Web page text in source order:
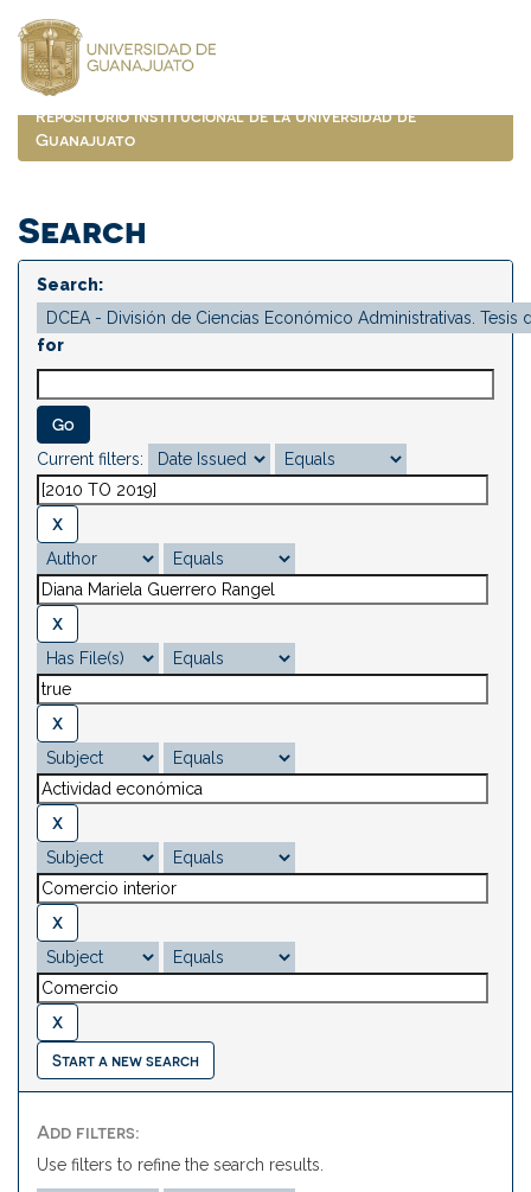
navigation
Repositorio Institucional de la Universidad de
Guanajuato
Search
Search:
for
Current filters:
Start a new search
Add filters:
Use filters to refine the search results.